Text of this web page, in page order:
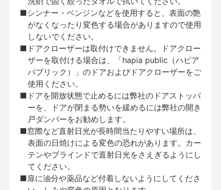
■シンナー・ベンジンなどを使用すると、表面の艶
がなくなったり変色する場合がありますので使用
しないでください。
■ドアクローザーは取付けできません。ドアクロー
ザーを取付ける場合は、「hapia public（ハピア
パブリック）」のドアおよびドアクローザーをご
使用ください。
■ドアを開放状態で止めるには弊社のドアストッパ
ーを、ドアが閉まる勢いを緩めるには弊社の開き
戸ダンパーをお勧めします。
■窓際など直射日光が長時間当たりやすい場所は、
表面の日焼けによる変色の恐れがあります。カー
テンやブラインドで直射日光をさえぎるようにし
てください。
■扉に油分や薬品など付着しないようにしてくださ